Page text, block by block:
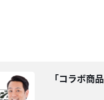
「コラボ商